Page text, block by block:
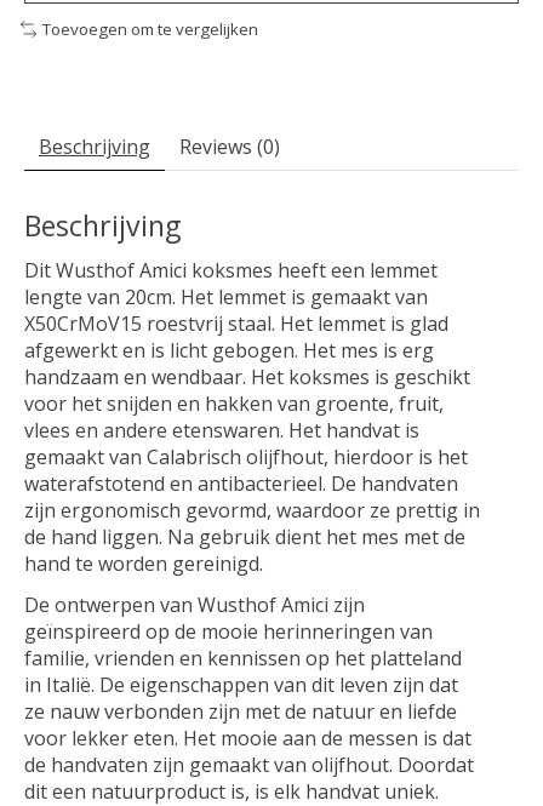
Toevoegen om te vergelijken
Beschrijving Reviews (0)
Beschrijving
Dit Wusthof Amici koksmes heeft een lemmet
lengte van 20cm. Het lemmet is gemaakt van
X50CrMoV15 roestvrij staal. Het lemmet is glad
afgewerkt en is licht gebogen. Het mes is erg
handzaam en wendbaar. Het koksmes is geschikt
voor het snijden en hakken van groente, fruit,
vlees en andere etenswaren. Het handvat is
gemaakt van Calabrisch olijfhout, hierdoor is het
waterafstotend en antibacterieel. De handvaten
zijn ergonomisch gevormd, waardoor ze prettig in
de hand liggen. Na gebruik dient het mes met de
hand te worden gereinigd.
De ontwerpen van Wusthof Amici zijn
geïnspireerd op de mooie herinneringen van
familie, vrienden en kennissen op het platteland
in Italië. De eigenschappen van dit leven zijn dat
ze nauw verbonden zijn met de natuur en liefde
voor lekker eten. Het mooie aan de messen is dat
de handvaten zijn gemaakt van olijfhout. Doordat
dit een natuurproduct is, is elk handvat uniek.